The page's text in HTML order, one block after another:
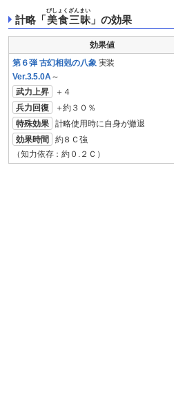
計略「 美食三昧
びしょくざんまい
」の効果
効果値
第６弾 古幻相剋の八象 実装
Ver.3.5.0A ～
武力上昇
＋４
兵力回復
＋約３０％
特殊効果
計略使用時に自身が撤退
効果時間
約８Ｃ強
（知力依存：約０.２Ｃ）